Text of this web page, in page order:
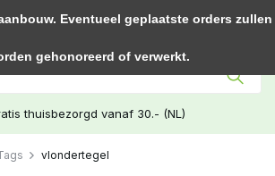
thuisbezorgd vanaf 30.- (NL)
vlondertegel
Eventueel geplaatste orders zullen
gehonoreerd of verwerkt.